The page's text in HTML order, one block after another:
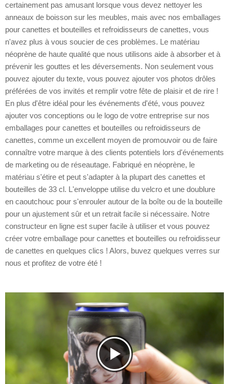
certainement pas amusant lorsque vous devez nettoyer les
anneaux de boisson sur les meubles, mais avec nos emballages
pour canettes et bouteilles et refroidisseurs de canettes, vous
n'avez plus à vous soucier de ces problèmes. Le matériau
néoprène de haute qualité que nous utilisons aide à absorber et à
prévenir les gouttes et les déversements. Non seulement vous
pouvez ajouter du texte, vous pouvez ajouter vos photos drôles
préférées de vos invités et remplir votre fête de plaisir et de rire !
En plus d'être idéal pour les événements d'été, vous pouvez
ajouter vos conceptions ou le logo de votre entreprise sur nos
emballages pour canettes et bouteilles ou refroidisseurs de
canettes, comme un excellent moyen de promouvoir ou de faire
connaître votre marque à des clients potentiels lors d'événements
de marketing ou de réseautage. Fabriqué en néoprène, le
matériau s'étire et peut s'adapter à la plupart des canettes et
bouteilles de 33 cl. L'enveloppe utilise du velcro et une doublure
en caoutchouc pour s'enrouler autour de la boîte ou de la bouteille
pour un ajustement sûr et un retrait facile si nécessaire. Notre
constructeur en ligne est super facile à utiliser et vous pouvez
créer votre emballage pour canettes et bouteilles ou refroidisseur
de canettes en quelques clics ! Alors, buvez quelques verres sur
nous et profitez de votre été !